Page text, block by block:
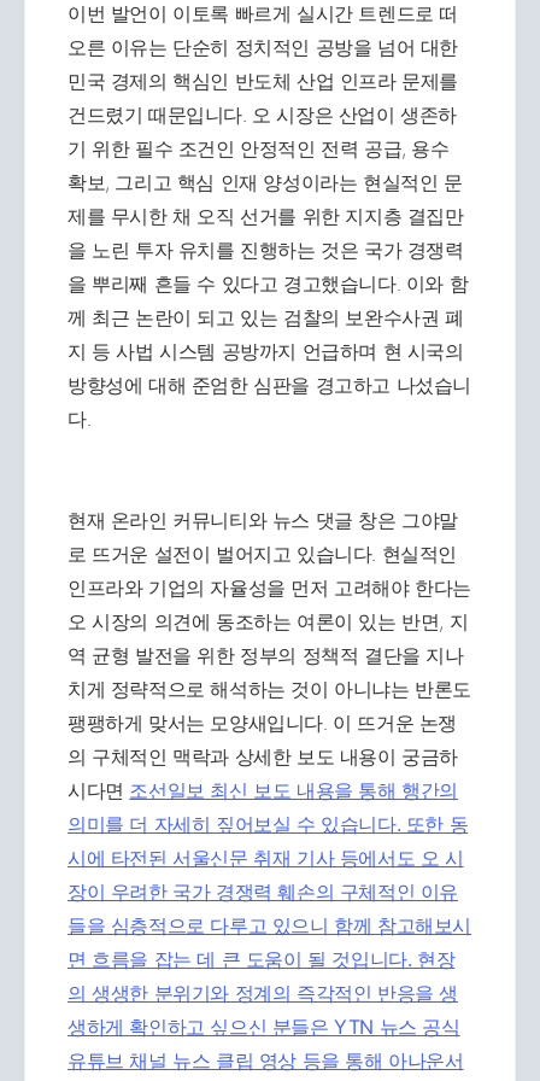
이번 발언이 이토록 빠르게 실시간 트렌드로 떠
오른 이유는 단순히 정치적인 공방을 넘어 대한
민국 경제의 핵심인 반도체 산업 인프라 문제를
건드렸기 때문입니다. 오 시장은 산업이 생존하
기 위한 필수 조건인 안정적인 전력 공급, 용수
확보, 그리고 핵심 인재 양성이라는 현실적인 문
제를 무시한 채 오직 선거를 위한 지지층 결집만
을 노린 투자 유치를 진행하는 것은 국가 경쟁력
을 뿌리째 흔들 수 있다고 경고했습니다. 이와 함
께 최근 논란이 되고 있는 검찰의 보완수사권 폐
지 등 사법 시스템 공방까지 언급하며 현 시국의
방향성에 대해 준엄한 심판을 경고하고 나섰습니
다.
현재 온라인 커뮤니티와 뉴스 댓글 창은 그야말
로 뜨거운 설전이 벌어지고 있습니다. 현실적인
인프라와 기업의 자율성을 먼저 고려해야 한다는
오 시장의 의견에 동조하는 여론이 있는 반면, 지
역 균형 발전을 위한 정부의 정책적 결단을 지나
치게 정략적으로 해석하는 것이 아니냐는 반론도
팽팽하게 맞서는 모양새입니다. 이 뜨거운 논쟁
의 구체적인 맥락과 상세한 보도 내용이 궁금하
시다면 조선일보 최신 보도 내용을 통해 행간의
의미를 더 자세히 짚어보실 수 있습니다. 또한 동
시에 타전된 서울신문 취재 기사 등에서도 오 시
장이 우려한 국가 경쟁력 훼손의 구체적인 이유
들을 심층적으로 다루고 있으니 함께 참고해보시
면 흐름을 잡는 데 큰 도움이 될 것입니다. 현장
의 생생한 분위기와 정계의 즉각적인 반응을 생
생하게 확인하고 싶으신 분들은YTN 뉴스 공식
유튜브 채널 뉴스 클립 영상 등을 통해 아나운서